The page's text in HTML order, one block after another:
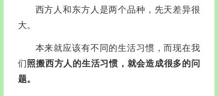
西方人和东方人是两个品种，先天差异很
大。
本来就应该有不同的生活习惯，而现在我
们照搬西方人的生活习惯，就会造成很多的问
题。